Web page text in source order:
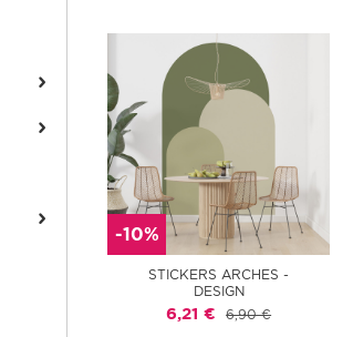
-10%
STICKERS ARCHES -
DESIGN
6,21 € 6,90 €